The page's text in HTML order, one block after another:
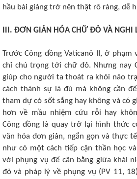
hầu bài giảng trở nên thật rõ ràng, dễ
III. ĐƠN GIẢN HÓA CHỮ ĐỎ VÀ NGHI
Trước Công đồng Vaticanô II, ở
chỉ chú trọng tới chữ đỏ. Nhưng nay
giúp cho người ta thoát ra khỏi não
cách thành sự là đủ mà không cần
tham dự có sốt sắng hay không và có
hơn về mầu nhiệm cứu rỗi hay
Công đồng là quay trở lại hình thức
văn hóa đơn giản, ngắn gọn và thực
như có một cách tiếp cận thần học
với phụng vụ để cân bằng giữa khái
đỏ và pháp lý về phụng vụ (PV 11,